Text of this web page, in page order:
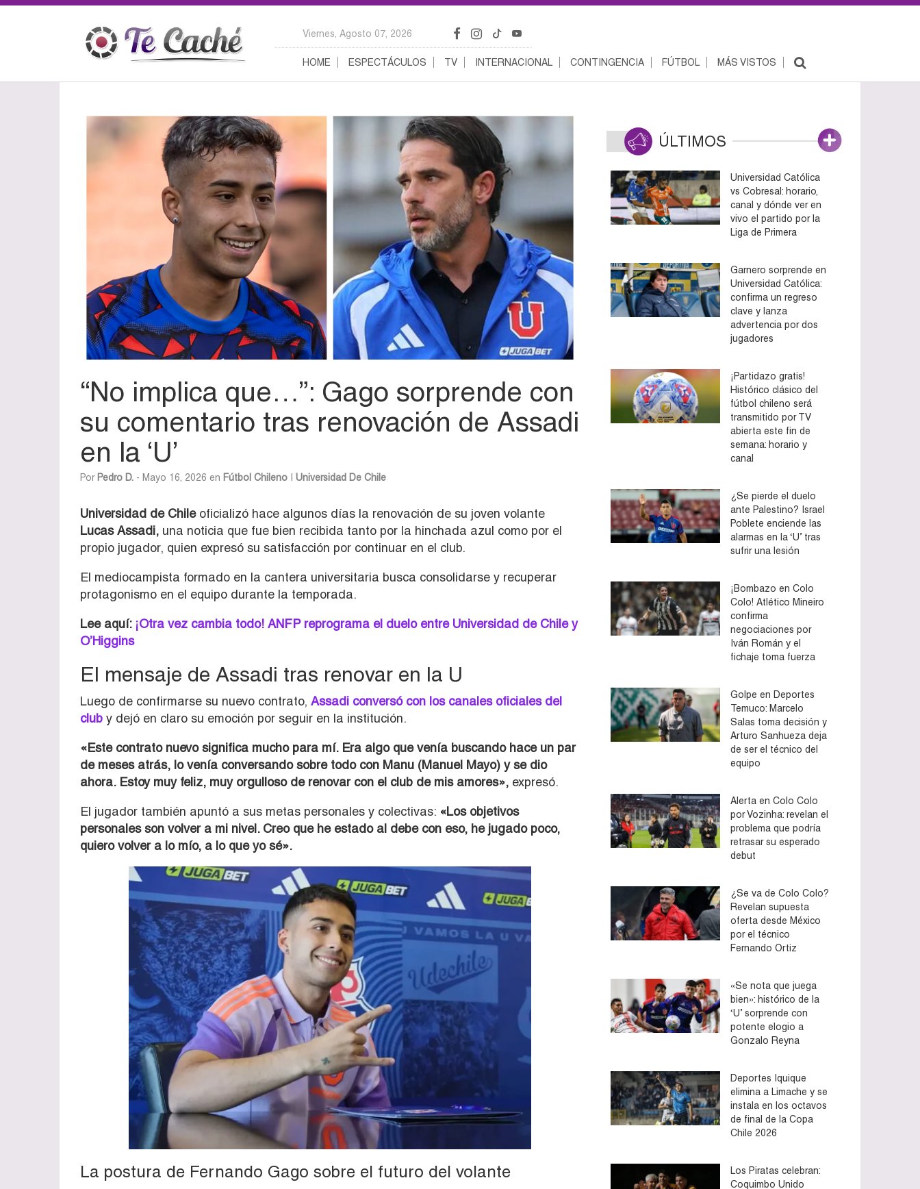
Viernes, Agosto 07, 2026
HOME ESPECTÁCULOS TV INTERNACIONAL CONTINGENCIA FÚTBOL MÁS VISTOS
“No implica que…”: Gago sorprende con
su comentario tras renovación de Assadi
en la ‘U’
Por Pedro D. - Mayo 16, 2026 en Fútbol Chileno Universidad De Chile
Universidad de Chile oficializó hace algunos días la renovación de su joven volante
Lucas Assadi, una noticia que fue bien recibida tanto por la hinchada azul como por el
propio jugador, quien expresó su satisfacción por continuar en el club.
El mediocampista formado en la cantera universitaria busca consolidarse y recuperar
protagonismo en el equipo durante la temporada.
Lee aquí: ¡Otra vez cambia todo! ANFP reprograma el duelo entre Universidad de Chile y
O’Higgins
El mensaje de Assadi tras renovar en la U
Luego de confirmarse su nuevo contrato, Assadi conversó con los canales oficiales del
club y dejó en claro su emoción por seguir en la institución.
«Este contrato nuevo significa mucho para mí. Era algo que venía buscando hace un par
de meses atrás, lo venía conversando sobre todo con Manu (Manuel Mayo) y se dio
ahora. Estoy muy feliz, muy orgulloso de renovar con el club de mis amores», expresó.
El jugador también apuntó a sus metas personales y colectivas: «Los objetivos
personales son volver a mi nivel. Creo que he estado al debe con eso, he jugado poco,
quiero volver a lo mío, a lo que yo sé».
La postura de Fernando Gago sobre el futuro del volante
ÚLTIMOS
Universidad Católica
vs Cobresal: horario,
canal y dónde ver en
vivo el partido por la
Liga de Primera
Garnero sorprende en
Universidad Católica:
confirma un regreso
clave y lanza
advertencia por dos
jugadores
¡Partidazo gratis!
Histórico clásico del
fútbol chileno será
transmitido por TV
abierta este fin de
semana: horario y
canal
¿Se pierde el duelo
ante Palestino? Israel
Poblete enciende las
alarmas en la ‘U’ tras
sufrir una lesión
¡Bombazo en Colo
Colo! Atlético Mineiro
confirma
negociaciones por
Iván Román y el
fichaje toma fuerza
Golpe en Deportes
Temuco: Marcelo
Salas toma decisión y
Arturo Sanhueza deja
de ser el técnico del
equipo
Alerta en Colo Colo
por Vozinha: revelan el
problema que podría
retrasar su esperado
debut
¿Se va de Colo Colo?
Revelan supuesta
oferta desde México
por el técnico
Fernando Ortiz
«Se nota que juega
bien»: histórico de la
‘U’ sorprende con
potente elogio a
Gonzalo Reyna
Deportes Iquique
elimina a Limache y se
instala en los octavos
de final de la Copa
Chile 2026
Los Piratas celebran:
Coquimbo Unido